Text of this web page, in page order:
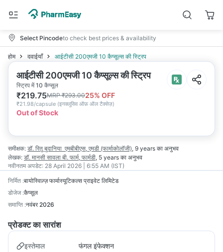
Select Pincodeto check best prices & availability
होम दवाईयाँ आईटीसी 200एमजी 10 कैप्सूल्स की स्ट्रिप
आईटीसी 200एमजी 10 कैप्सूल्स की स्ट्रिप
स्ट्रिप में 10 कैप्सूल
₹219.75MRP₹293.0025% OFF
₹21.98/capsule (इनक्लूसिव ऑफ़ ऑल टैक्सेज़)
Out of Stock
समीक्षक: डॉ. रितु बुदानिया एमबीबीएस, एमडी (फार्माकोलॉजी), 9 years का अनुभव
लेखक: डॉ. मानसी सावला बी. फार्म, फार्मडी, 5 years का अनुभव
नवीनतम अपडेट: 28 April 2026 | 6:55 AM (IST)
निर्मित :बायोस्विज़्ज़ फार्मास्यूटिकल्स प्राइवेट लिमिटेड
डोजेज :कैप्सूल
समाप्ति :नवंबर 2026
प्रोडक्ट का सारांश
इस्तेमाल फंगल इंफेक्शन